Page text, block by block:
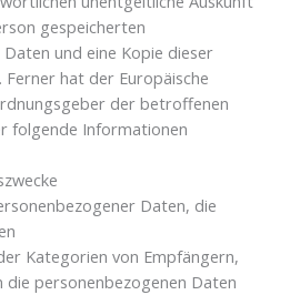
gespeicherten
und eine Kopie dieser
hat der Europäische
der betroffenen
folgende Informationen
Daten, die
Kategorien von Empfängern,
die personenbezogenen Daten